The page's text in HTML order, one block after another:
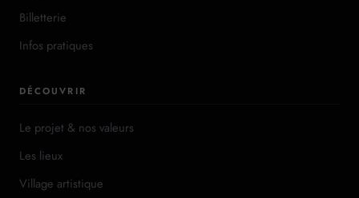
Billetterie
Infos pratiques
DÉCOUVRIR
Le projet & nos valeurs
Les lieux
Village artistique